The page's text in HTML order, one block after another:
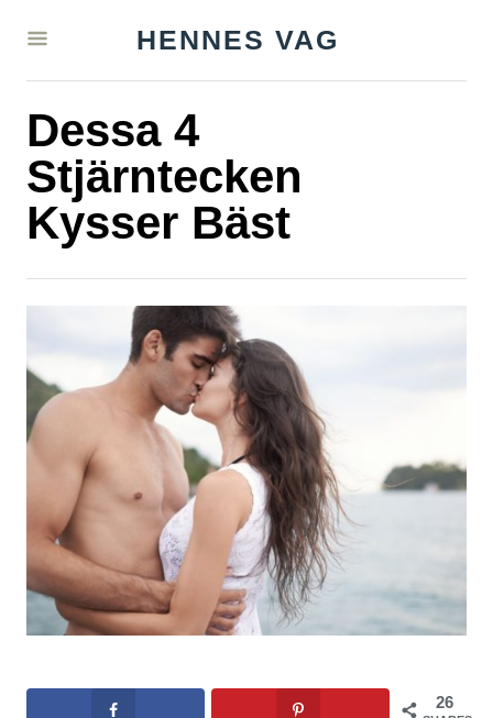
HENNES VAG
Dessa 4
Stjärntecken
Kysser Bäst
26